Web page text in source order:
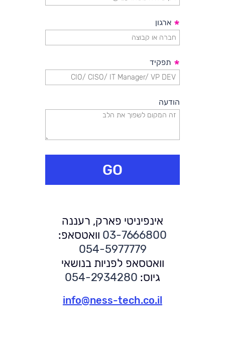
ארגון *
תפקיד *
הודעה
GO
אינפיניטי פארק, רעננה
03-7666800 וואטסאפ:
054-5977779
וואטסאפ לפניות בנושאי
גיוס: 054-2934280
info@ness-tech.co.il